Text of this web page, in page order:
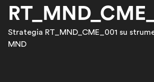
Strategia RT_MND_CME_001 su
MND